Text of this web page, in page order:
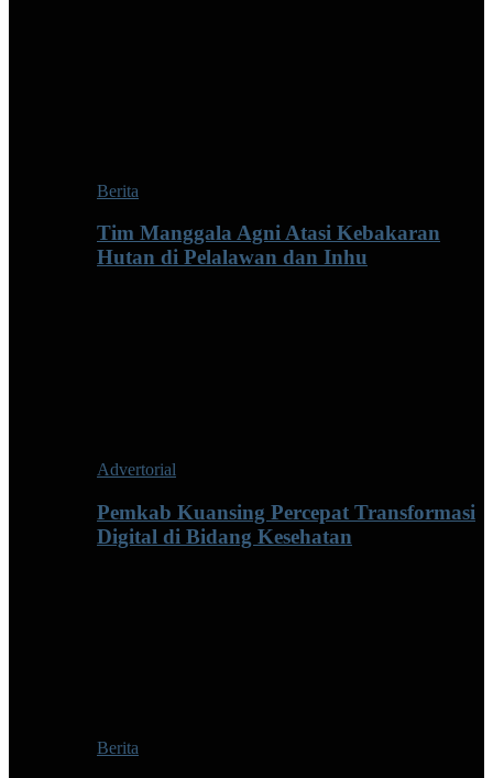
Berita
Tim Manggala Agni Atasi Kebakaran
Hutan di Pelalawan dan Inhu
Advertorial
Pemkab Kuansing Percepat Transformasi
Digital di Bidang Kesehatan
Berita